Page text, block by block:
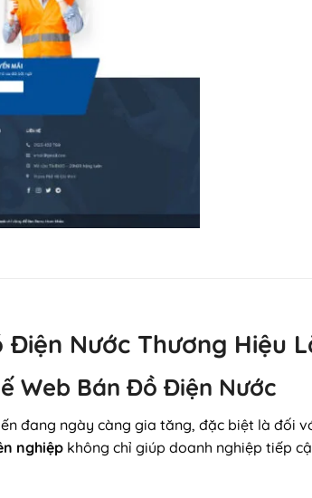
Nước Thương Hiệu
Web Bán Đồ Điện Nước
đang ngày càng gia tăng, đặc biệt là đối
nghiệp không chỉ giúp doanh nghiệp tiếp